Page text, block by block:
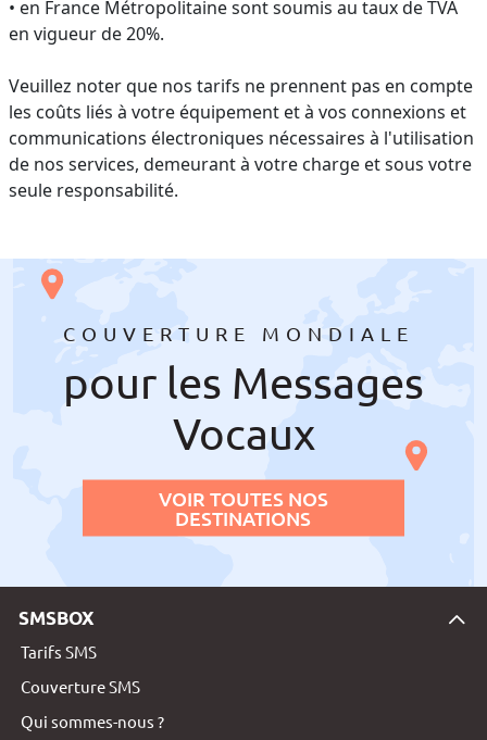
• en France Métropolitaine sont soumis au taux de TVA
en vigueur de 20%.
Veuillez noter que nos tarifs ne prennent pas en compte
les coûts liés à votre équipement et à vos connexions et
communications électroniques nécessaires à l'utilisation
de nos services, demeurant à votre charge et sous votre
seule responsabilité.
COUVERTURE MONDIALE
pour les Messages
Vocaux
VOIR TOUTES NOS
DESTINATIONS
SMSBOX
Tarifs SMS
Couverture SMS
Qui sommes-nous ?